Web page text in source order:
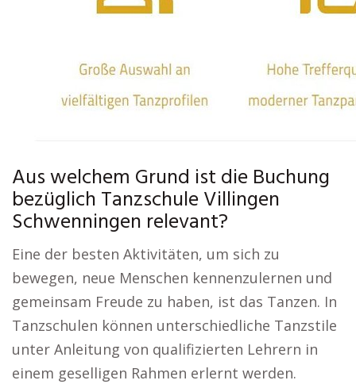
Aus welchem Grund ist die Buchung
bezüglich Tanzschule Villingen
Schwenningen relevant?
Eine der besten Aktivitäten, um sich zu
bewegen, neue Menschen kennenzulernen und
gemeinsam Freude zu haben, ist das Tanzen. In
Tanzschulen können unterschiedliche Tanzstile
unter Anleitung von qualifizierten Lehrern in
einem geselligen Rahmen erlernt werden.